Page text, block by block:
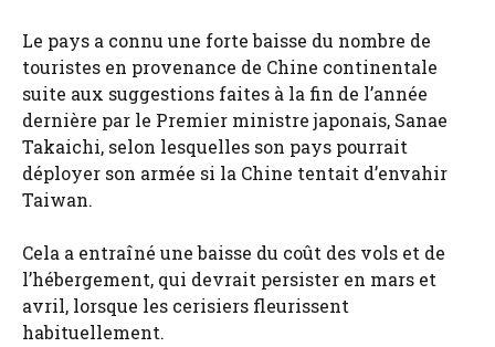
Le pays a connu une forte baisse du nombre de
touristes en provenance de Chine continentale
suite aux suggestions faites à la fin de l’année
dernière par le Premier ministre japonais, Sanae
Takaichi, selon lesquelles son pays pourrait
déployer son armée si la Chine tentait d’envahir
Taiwan.
Cela a entraîné une baisse du coût des vols et de
l’hébergement, qui devrait persister en mars et
avril, lorsque les cerisiers fleurissent
habituellement.